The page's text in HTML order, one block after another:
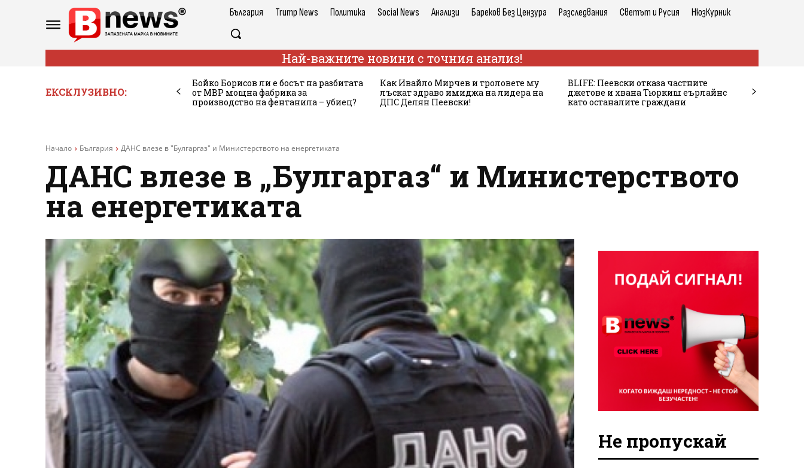
България Trump News Политика Social News Анализи Бареков Без Цензура Разследвания Светът и Русия НюзКурник
Най-важните новини с точния анализ!
ЕКСКЛУЗИВНО:
Бойко Борисов ли е босът на разбитата
от МВР мощна фабрика за
производство на фентанила – убиец?
Как Ивайло Мирчев и троловете му
лъскат здраво имиджа на лидера на
ДПС Делян Пеевски!
BLIFE: Пеевски отказа частните
джетове и хвана Тюркиш еърлайнс
като останалите граждани
Начало България ДАНС влезе в "Булгаргаз" и Министерството на енергетиката
ДАНС влезе в „Булгаргаз“ и Министерството
на енергетиката
Не пропускай